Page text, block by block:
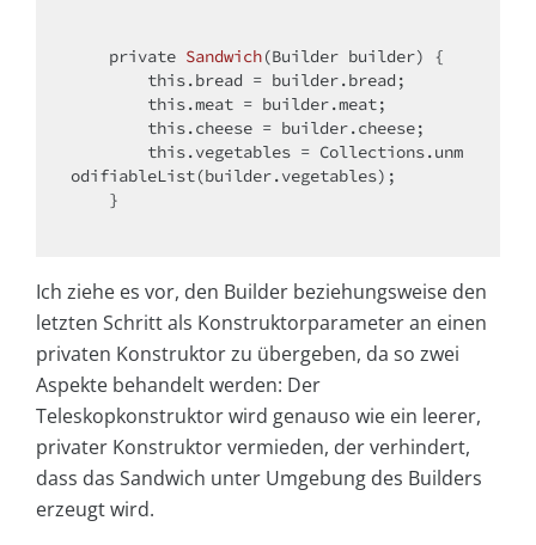
private Sandwich(Builder builder)
{
this.bread = builder.bread;
this.meat = builder.meat;
this.cheese = builder.cheese;
this.vegetables = Collections.unm
odifiableList(builder.vegetables);
Ich ziehe es vor, den Builder beziehungsweise den
letzten Schritt als Konstruktorparameter an einen
privaten Konstruktor zu übergeben, da so zwei
Aspekte behandelt werden: Der
Teleskopkonstruktor wird genauso wie ein leerer,
privater Konstruktor vermieden, der verhindert,
dass das Sandwich unter Umgebung des Builders
erzeugt wird.